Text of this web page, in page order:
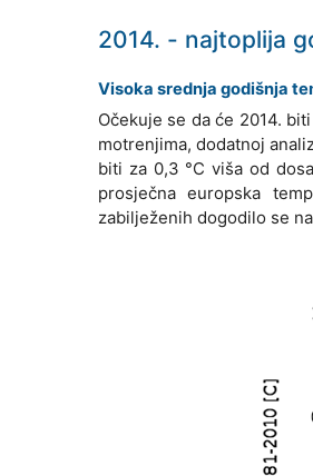
2014. - najtoplija
Visoka srednja godišnja
Očekuje se da će 2014.
motrenjima, dodatnoj
biti za 0,3 °C viša od
prosječna europska
zabilježenih dogodilo se